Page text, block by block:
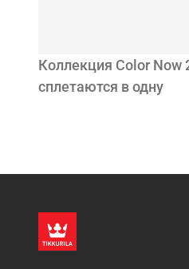
Коллекция Color Now
сплетаются в одну